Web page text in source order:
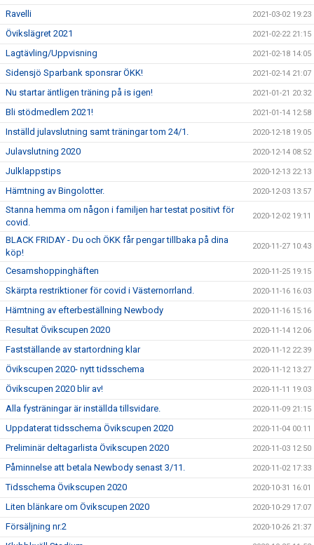
Ravelli 2021-03-02 19:23
Övikslägret 2021 2021-02-22 21:15
Lagtävling/Uppvisning 2021-02-18 14:05
Sidensjö Sparbank sponsrar ÖKK! 2021-02-14 21:07
Nu startar äntligen träning på is igen! 2021-01-21 20:32
Bli stödmedlem 2021! 2021-01-14 12:58
Inställd julavslutning samt träningar tom 24/1. 2020-12-18 19:05
Julavslutning 2020 2020-12-14 08:52
Julklappstips 2020-12-13 22:13
Hämtning av Bingolotter. 2020-12-03 13:57
Stanna hemma om någon i familjen har testat positivt för
covid.
2020-12-02 19:11
BLACK FRIDAY - Du och ÖKK får pengar tillbaka på dina
köp!
2020-11-27 10:43
Cesamshoppinghäften 2020-11-25 19:15
Skärpta restriktioner för covid i Västernorrland. 2020-11-16 16:03
Hämtning av efterbeställning Newbody 2020-11-16 15:16
Resultat Övikscupen 2020 2020-11-14 12:06
Fastställande av startordning klar 2020-11-12 22:39
Övikscupen 2020- nytt tidsschema 2020-11-12 13:27
Övikscupen 2020 blir av! 2020-11-11 19:03
Alla fysträningar är inställda tillsvidare. 2020-11-09 21:15
Uppdaterat tidsschema Övikscupen 2020 2020-11-04 00:11
Preliminär deltagarlista Övikscupen 2020 2020-11-03 12:50
Påminnelse att betala Newbody senast 3/11. 2020-11-02 17:33
Tidsschema Övikscupen 2020 2020-10-31 16:01
Liten blänkare om Övikscupen 2020 2020-10-29 17:07
Försäljning nr.2 2020-10-26 21:37